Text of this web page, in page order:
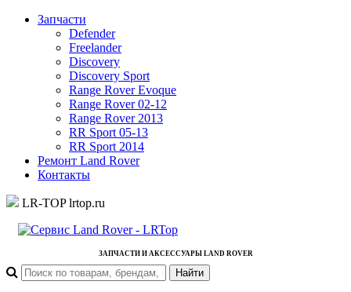
Запчасти
Defender
Freelander
Discovery
Discovery Sport
Range Rover Evoque
Range Rover 02-12
Range Rover 2013
RR Sport 05-13
RR Sport 2014
Ремонт Land Rover
Контакты
LR-TOP lrtop.ru
ЗАПЧАСТИ И АКСЕССУАРЫ LAND ROVER